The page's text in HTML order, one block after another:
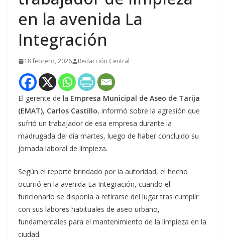
en la avenida La
Integración
18 febrero, 2026 Redacción Central
El gerente de la Empresa Municipal de Aseo de Tarija
(EMAT), Carlos Castillo, informó sobre la agresión que
sufrió un trabajador de esa empresa durante la
madrugada del día martes, luego de haber concluido su
jornada laboral de limpieza.
Según el reporte brindado por la autoridad, el hecho
ocurrió en la avenida La Integración, cuando el
funcionario se disponía a retirarse del lugar tras cumplir
con sus labores habituales de aseo urbano,
fundamentales para el mantenimiento de la limpieza en la
ciudad.